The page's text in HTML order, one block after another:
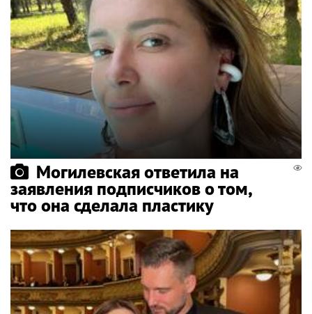
Могилевская ответила на
заявления подписчиков о том,
что она сделала пластику